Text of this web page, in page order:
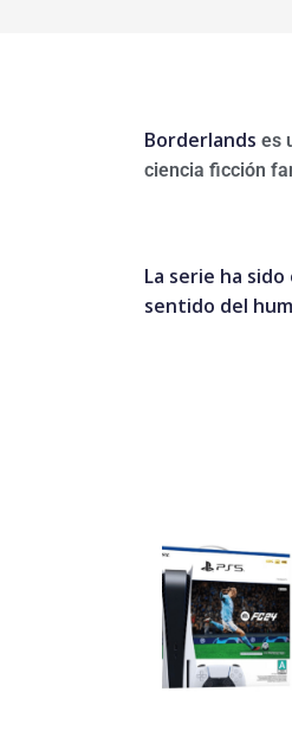
Borderlands es
ciencia ficción
La serie ha
sentido del